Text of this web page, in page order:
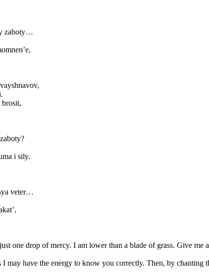
zаboty…
brosit,
i sily.
vеtеr…
one drop of mercy. I am lower than a blade of grass. Give
may have the energy to know you correctly. Then, by chanting